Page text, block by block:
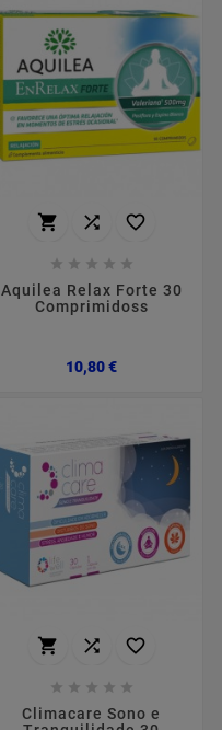
  
    
Aquilea Relax Forte 30
Comprimidoss
10,80 €Preço
  
    
Climacare Sono e